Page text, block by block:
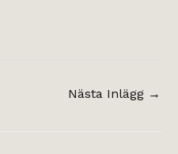
Nästa Inlägg →